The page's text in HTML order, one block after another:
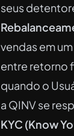
seus
vendas em
entre retorno
quando o
a QINV se
KYC (Know